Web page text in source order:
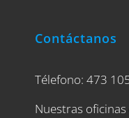
Contáctanos
Télefono: 473
Nuestras